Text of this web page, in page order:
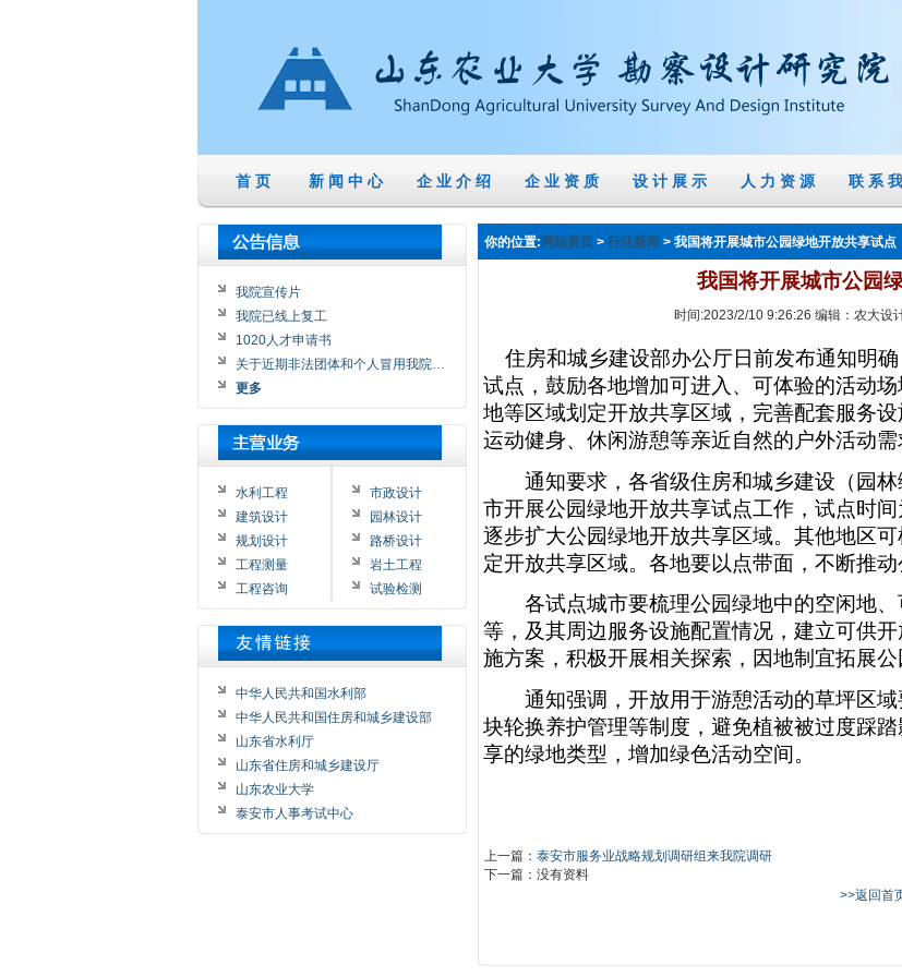
首 页 新 闻 中 心 企 业 介 绍 企 业 资 质 设 计 展 示 人 力 资 源 联 系
我院宣传片
我院已线上复工
1020人才申请书
关于近期非法团体和个人冒用我院…
更多
水利工程
建筑设计
规划设计
工程测量
工程咨询
市政设计
园林设计
路桥设计
岩土工程
试验检测
中华人民共和国水利部
中华人民共和国住房和城乡建设部
山东省水利厅
山东省住房和城乡建设厅
山东农业大学
泰安市人事考试中心
你的位置: 网站首页 > 行业新闻 > 我国将开展城市公园绿地开放共享试点
我国将开展城市公园
时间:2023/2/10 9:26:26 编辑：农大设
住房和城乡建设部办公厅日前发布通知明
试点，鼓励各地增加可进入、可体验的活动
地等区域划定开放共享区域，完善配套服务
运动健身、休闲游憩等亲近自然的户外活动需
通知要求，各省级住房和城乡建设（园林
市开展公园绿地开放共享试点工作，试点时间
逐步扩大公园绿地开放共享区域。其他地区
定开放共享区域。各地要以点带面，不断推动
各试点城市要梳理公园绿地中的空闲地、
等，及其周边服务设施配置情况，建立可供
施方案，积极开展相关探索，因地制宜拓展公
通知强调，开放用于游憩活动的草坪区域
块轮换养护管理等制度，避免植被被过度踩
享的绿地类型，增加绿色活动空间。
上一篇： 泰安市服务业战略规划调研组来我院调研
下一篇：没有资料
>>返回首